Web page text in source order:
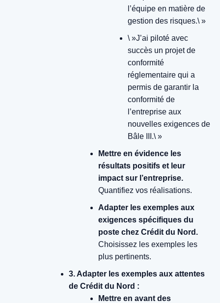
l’équipe en matière de
gestion des risques.\ »
\ »J’ai piloté avec
succès un projet de
conformité
réglementaire qui a
permis de garantir la
conformité de
l’entreprise aux
nouvelles exigences de
Bâle III.\ »
Mettre en évidence les
résultats positifs et leur
impact sur l’entreprise.
Quantifiez vos réalisations.
Adapter les exemples aux
exigences spécifiques du
poste chez Crédit du Nord.
Choisissez les exemples les
plus pertinents.
3. Adapter les exemples aux attentes
de Crédit du Nord :
Mettre en avant des